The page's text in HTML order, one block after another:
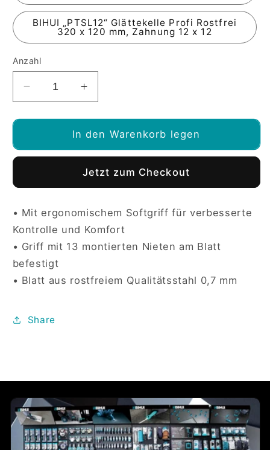
BIHUI „PTSL12“ Glättekelle Profi Rostfrei
320 x 120 mm, Zahnung 12 x 12
Anzahl
Verringere
die
Menge
BIHUI
mit
Blatt
320
x
120
Erhöhe
die
Menge
für
BIHUI
Rostfrei,
mit
Blatt
320
x
mm
In den Warenkorb legen
Jetzt zum Checkout
• Mit ergonomischem Softgriff für verbesserte
Kontrolle und Komfort​
• Griff mit 13 montierten Nieten am Blatt
befestigt​
• Blatt aus rostfreiem Qualitätsstahl 0,7 mm
Share